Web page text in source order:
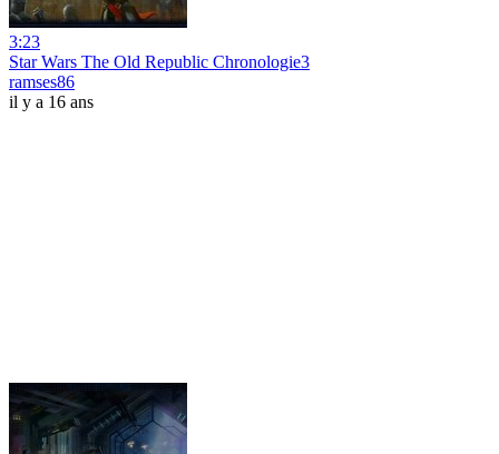
3:23
Star Wars The Old Republic Chronologie3
ramses86
il y a 16 ans